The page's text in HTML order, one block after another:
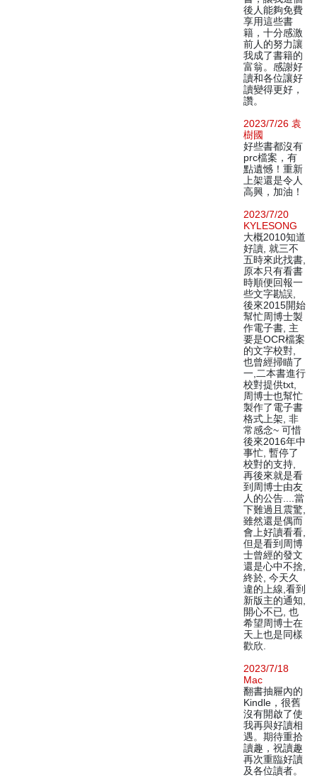
後人能夠免費
享用這些書
籍，十分感激
前人的努力讓
我成了書籍的
富翁。感謝好
讀和各位讓好
讀變得更好，
讚。
2023/7/26 袁
樹國
好些書都沒有
prc檔案，有
點遺憾！重新
上架還是令人
高興，加油！
2023/7/20
KYLESONG
大概2010知道
好讀, 就三不
五時來此找書,
原本只有看書
時順便回報一
些文字勘誤,
後來2015開始
幫忙周博士製
作電子書, 主
要是OCR檔案
的文字校對,
也曾經掃瞄了
一,二本書進行
校對提供txt,
周博士也幫忙
製作了電子書
格式上架, 非
常感念~ 可惜
後來2016年中
事忙, 暫停了
校對的支持,
再後來就是看
到周博士由友
人的公告....當
下難過且震驚,
雖然還是偶而
會上好讀看看,
但是看到周博
士曾經的發文
還是心中不捨,
終於, 今天久
違的上線,看到
新版主的通知,
開心不已, 也
希望周博士在
天上也是同樣
歡欣.
2023/7/18
Mac
翻書抽屜內的
Kindle，很舊
沒有開啟了使
我再與好讀相
遇。期待重拾
讀趣，祝讀趣
再次重臨好讀
及各位讀者。